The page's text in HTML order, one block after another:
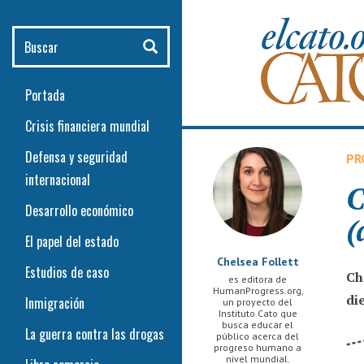
Chelsea Follett
es editora de
HumanProgress.org,
un proyecto del
Instituto Cato que
busca educar el
público acerca del
progreso humano a
nivel mundial.
Buscar
Portada
Crisis financiera mundial
Defensa y seguridad
internacional
Desarrollo económico
El papel del estado
Estudios de caso
Inmigración
La guerra contra las drogas